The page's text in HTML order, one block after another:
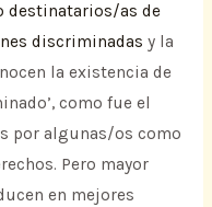
destinatarios/as de
discriminadas y la
la existencia de
como fue el
por algunas/os como
Pero mayor
en mejores